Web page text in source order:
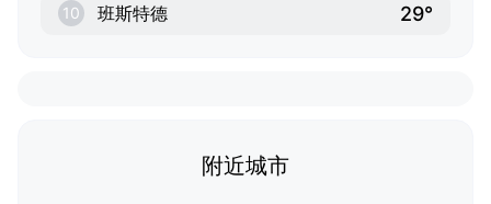
10 班斯特德 29°
附近城市